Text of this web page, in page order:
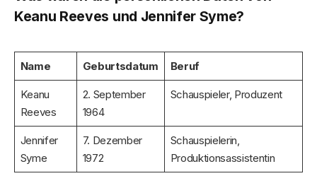
Keanu Reeves und Jennifer Syme?
Name Geburtsdatum Beruf
Keanu
Reeves
2. September
1964
Schauspieler, Produzent
Jennifer
Syme
7. Dezember
1972
Schauspielerin,
Produktionsassistentin